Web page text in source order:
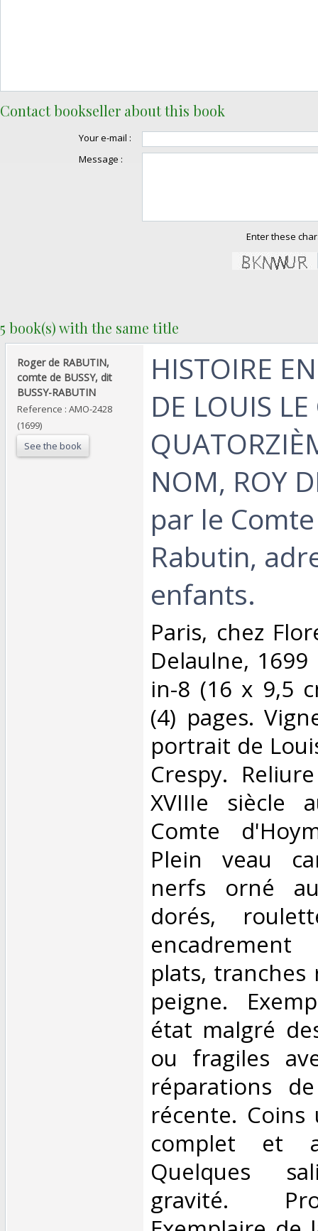
Contact bookseller about this book
Your e-mail :
Message :
Enter these
5 book(s) with the same title
‎Roger de RABUTIN,
comte de BUSSY, dit
BUSSY-RABUTIN‎
Reference : AMO-2428
(1699)
See the book
‎HISTOIRE
DE LOUIS
NOM, ROY
par le
Rabutin,
enfants.‎
‎Paris, chez
Delaulne,
in-8 (16 x 9,5
(4) pages.
portrait de
Crespy.
XVIIIe siècle
Comte
Plein veau
nerfs orné
dorés,
plats, tranches
peigne.
état malgré
ou fragiles
réparations
récente.
complet et
Quelques
gravité.